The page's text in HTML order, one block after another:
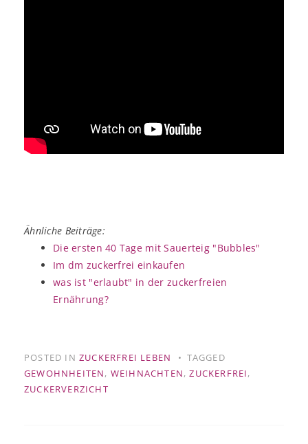
Ähnliche Beiträge:
Die ersten 40 Tage mit Sauerteig "Bubbles"
Im dm zuckerfrei einkaufen
was ist "erlaubt" in der zuckerfreien
Ernährung?
POSTED IN ZUCKERFREI LEBEN
TAGGED
GEWOHNHEITEN, WEIHNACHTEN,ZUCKERFREI,
ZUCKERVERZICHT